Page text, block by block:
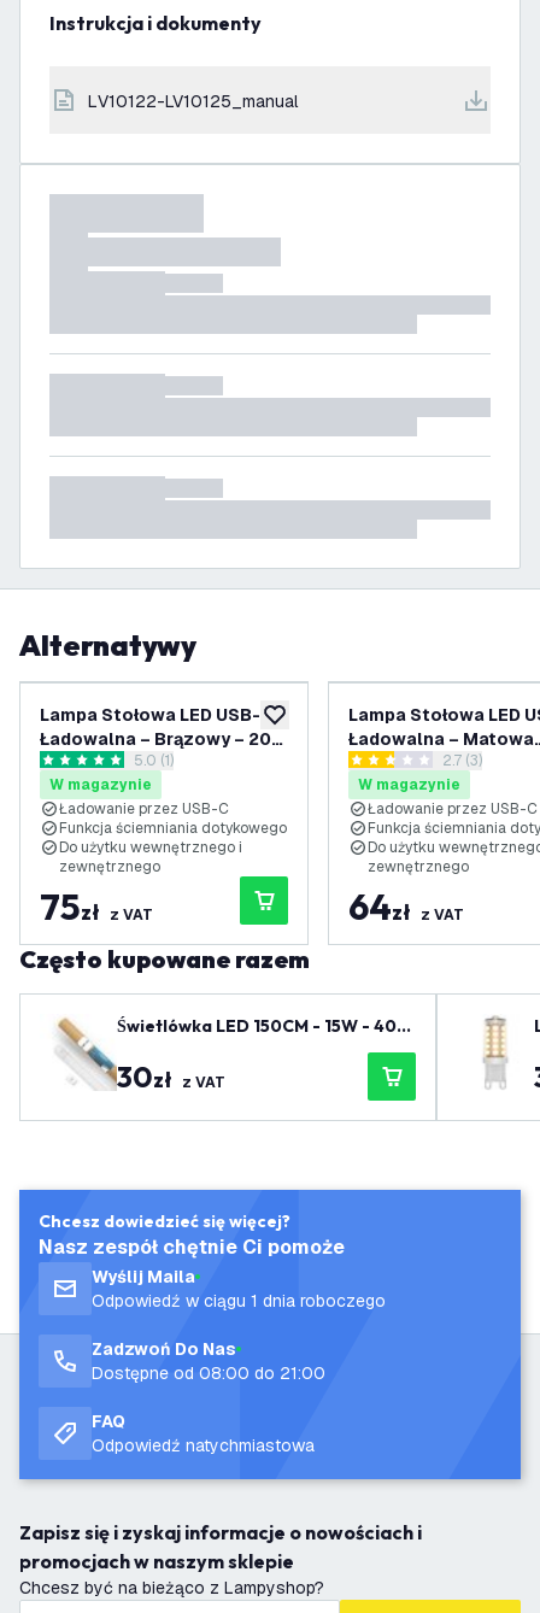
Instrukcja i dokumenty
LV10122-LV10125_manual
Alternatywy
dodaj do listy życzeń
Lampa Stołowa LED USB-C
Ładowalna – Brązowy – 200
Lumenów – 2700K–5000K –
IP54 – Akumulator
4400mAh - Nyra
otwórz panel recenzji
5 Gwiazdki oceny
5.0 (1)
W magazynie
Ładowanie przez USB-C
Funkcja ściemniania dotykowego
Do użytku wewnętrznego i
zewnętrznego
75zł z VAT
Lampa Stołowa LED
Ładowalna – Matowa
Czarna – 200
2700K–5000K – IP54
Akumulator
Nyra
otwórz panel
2.7 Gwiazdki oceny
2.7 (3)
W magazynie
Ładowanie przez USB-C
Funkcja ściemniania
Do użytku
zewnętrznego
64zł z VAT
Często kupowane razem
Świetlówka LED 150CM - 15W - 400
0K - 2400 Lm - Wysoka wydajność
30zł z VAT
Chcesz dowiedzieć się więcej?
Nasz zespół chętnie Ci pomoże
Wyślij Maila
Odpowiedź w ciągu 1 dnia roboczego
Zadzwoń Do Nas
Dostępne od 08:00 do 21:00
FAQ
Odpowiedź natychmiastowa
Zapisz się i zyskaj informacje o nowościach i
promocjach w naszym sklepie
Chcesz być na bieżąco z Lampyshop?